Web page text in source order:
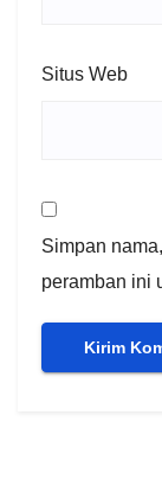
Situs Web
Simpan
peramban ini